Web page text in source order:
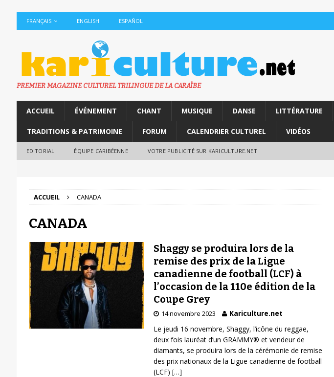
FRANÇAIS ENGLISH ESPAÑOL
PREMIER MAGAZINE CULTUREL TRILINGUE DE LA CARAÏBE
ACCUEIL ÉVÉNEMENT CHANT MUSIQUE DANSE LITTÉRATURE
TRADITIONS & PATRIMOINE FORUM CALENDRIER CULTUREL VIDÉOS
EDITORIAL ÉQUIPE CARIBÉENNE VOTRE PUBLICITÉ SUR KARICULTURE.NET
ACCUEIL CANADA
CANADA
Shaggy se produira lors de la
remise des prix de la Ligue
canadienne de football (LCF) à
l’occasion de la 110e édition de la
Coupe Grey
14 novembre 2023
Kariculture.net
Le jeudi 16 novembre, Shaggy, l’icône du reggae,
deux fois lauréat d’un GRAMMY® et vendeur de
diamants, se produira lors de la cérémonie de remise
des prix nationaux de la Ligue canadienne de football
(LCF) […]